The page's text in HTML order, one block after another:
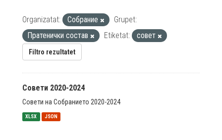
Organizatat: Собрание
Grupet:
Пратенички состав
Etiketat: совет
Filtro rezultatet
Совети 2020-2024
Совети на Собранието 2020-2024
XLSX JSON